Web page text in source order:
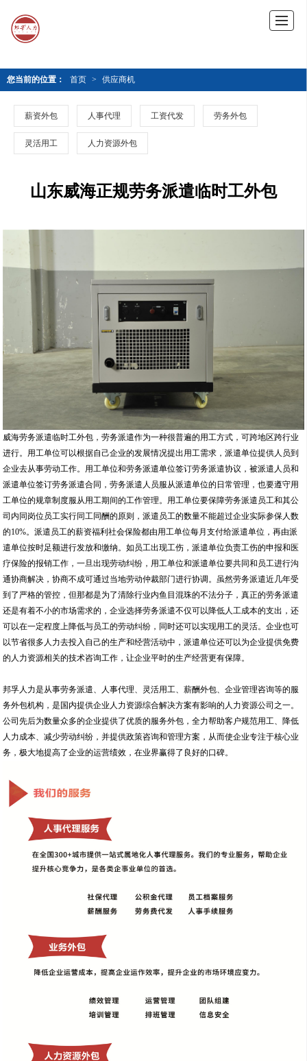
您当前的位置： 首页 > 供应商机
薪资外包 人事代理 工资代发 劳务外包
灵活用工 人力资源外包
山东威海正规劳务派遣临时工外包
威海劳务派遣临时工外包，劳务派遣作为一种很普遍的用工方式，可跨地区跨行业
进行。用工单位可以根据自己企业的发展情况提出用工需求，派遣单位提供人员到
企业去从事劳动工作。用工单位和劳务派遣单位签订劳务派遣协议，被派遣人员和
派遣单位签订劳务派遣合同，劳务派遣人员服从派遣单位的日常管理，也要遵守用
工单位的规章制度服从用工期间的工作管理。用工单位要保障劳务派遣员工和其公
司内同岗位员工实行同工同酬的原则，派遣员工的数量不能超过企业实际参保人数
的10%。派遣员工的薪资福利社会保险都由用工单位每月支付给派遣单位，再由派
遣单位按时足额进行发放和缴纳。如员工出现工伤，派遣单位负责工伤的申报和医
疗保险的报销工作，一旦出现劳动纠纷，用工单位和派遣单位要共同和员工进行沟
通协商解决，协商不成可通过当地劳动仲裁部门进行协调。虽然劳务派遣近几年受
到了严格的管控，但那都是为了清除行业内鱼目混珠的不法分子，真正的劳务派遣
还是有着不小的市场需求的，企业选择劳务派遣不仅可以降低人工成本的支出，还
可以在一定程度上降低与员工的劳动纠纷，同时还可以实现用工的灵活。企业也可
以节省很多人力去投入自己的生产和经营活动中，派遣单位还可以为企业提供免费
的人力资源相关的技术咨询工作，让企业平时的生产经营更有保障。
邦孚人力是从事劳务派遣、人事代理、灵活用工、薪酬外包、企业管理咨询等的服
务外包机构，是国内提供企业人力资源综合解决方案有影响的人力资源公司之一。
公司先后为数量众多的企业提供了优质的服务外包，全力帮助客户规范用工、降低
人力成本、减少劳动纠纷，并提供政策咨询和管理方案，从而使企业专注于核心业
务，极大地提高了企业的运营绩效，在业界赢得了良好的口碑。